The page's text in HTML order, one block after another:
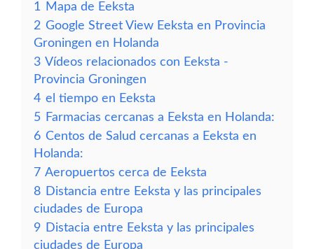
1
Mapa de Eeksta
2 Google Street View Eeksta en Provincia
Groningen en Holanda
3 Vídeos relacionados con Eeksta -
Provincia Groningen
4 el tiempo en Eeksta
5 Farmacias cercanas a Eeksta en Holanda:
6 Centos de Salud cercanas a Eeksta en
Holanda:
7 Aeropuertos cerca de Eeksta
8 Distancia entre Eeksta y las principales
ciudades de Europa
9 Distacia entre Eeksta y las principales
ciudades de Europa